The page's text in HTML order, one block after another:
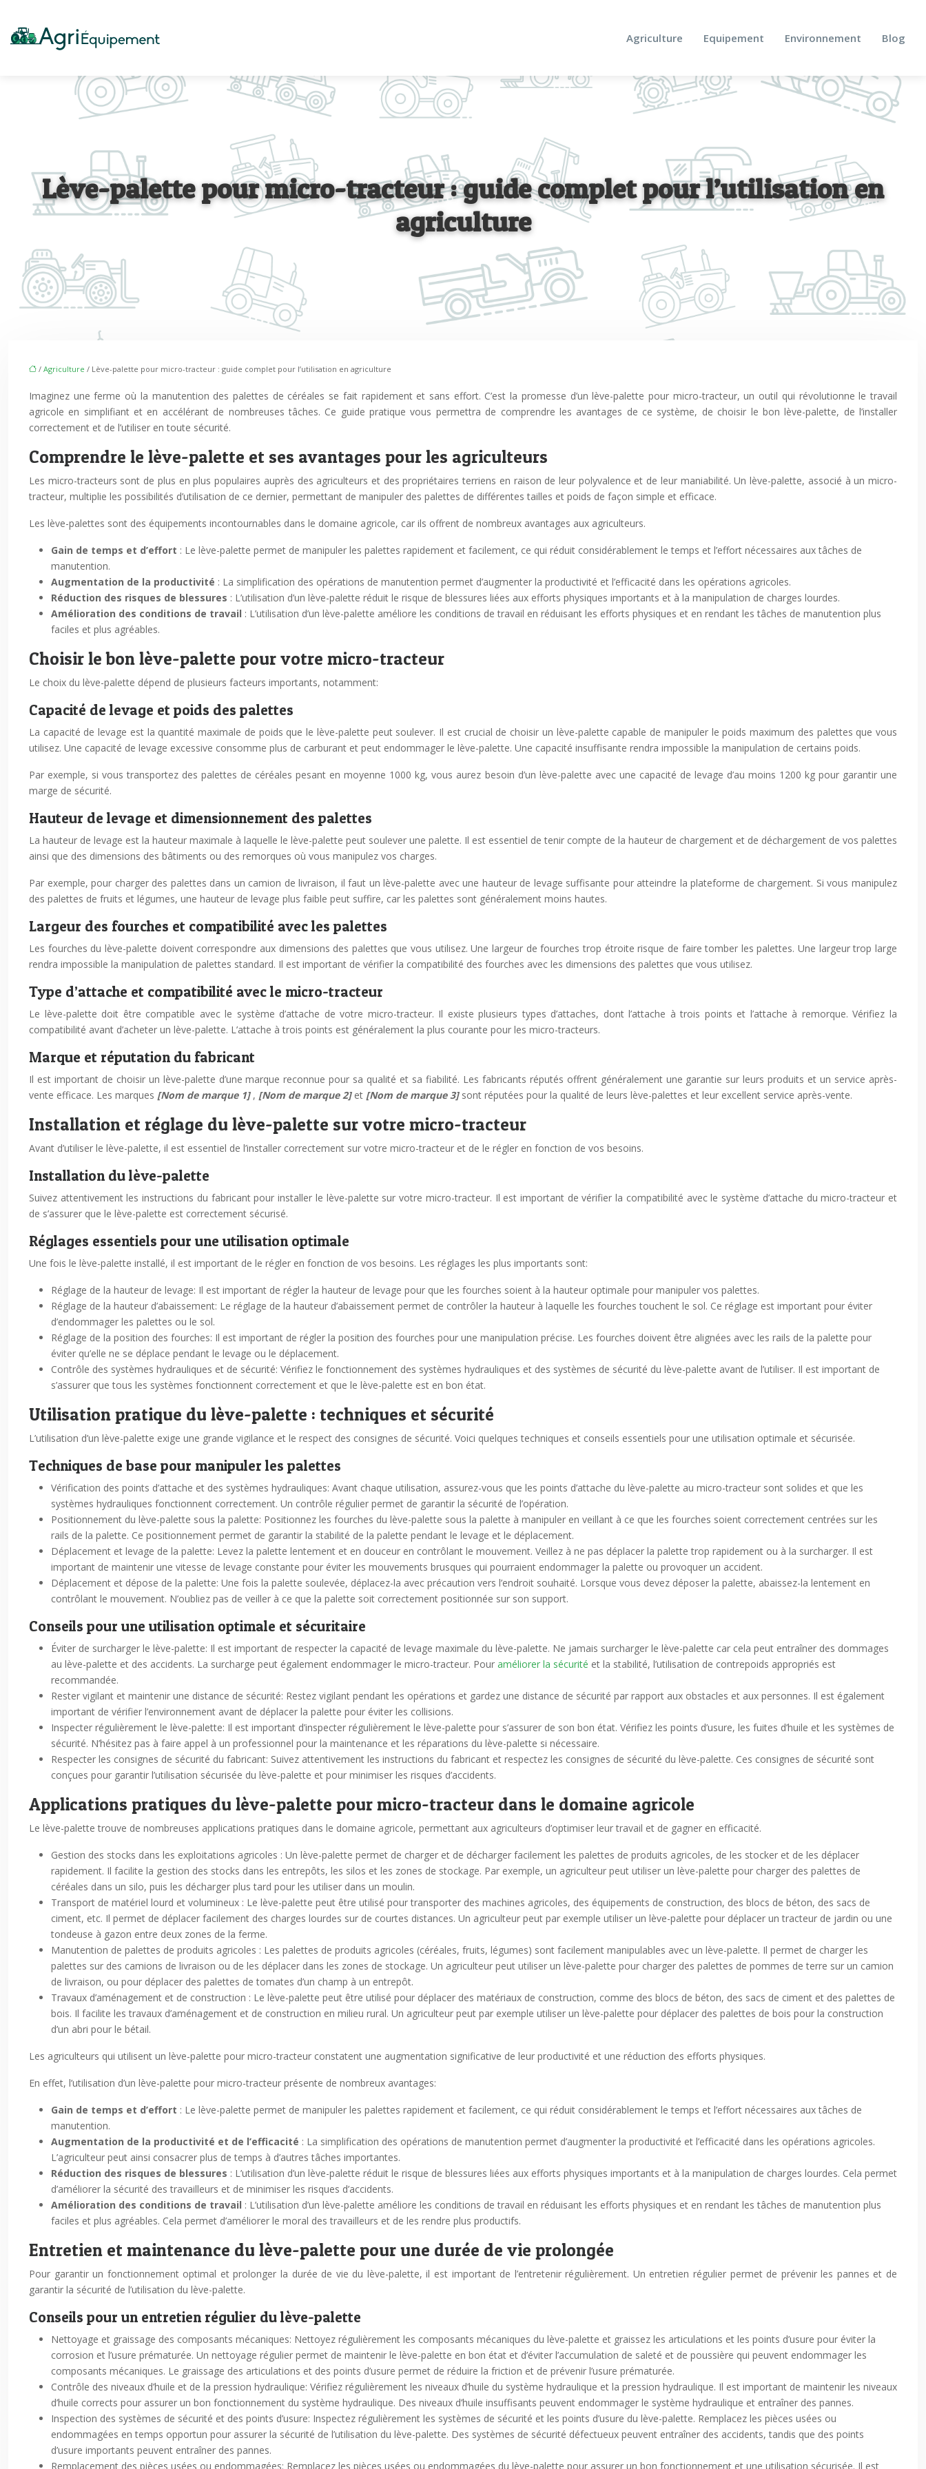
Agriculture Equipement Environnement Blog
Lève-palette pour micro-tracteur : guide complet pour l’utilisation en
agriculture
/ Agriculture / Lève-palette pour micro-tracteur : guide complet pour l’utilisation en agriculture
Imaginez une ferme où la manutention des palettes de céréales se fait rapidement et sans effort. C’est la promesse d’un lève-palette pour micro-tracteur, un outil qui révolutionne le travail
agricole en simplifiant et en accélérant de nombreuses tâches. Ce guide pratique vous permettra de comprendre les avantages de ce système, de choisir le bon lève-palette, de l’installer
correctement et de l’utiliser en toute sécurité.
Comprendre le lève-palette et ses avantages pour les agriculteurs
Les micro-tracteurs sont de plus en plus populaires auprès des agriculteurs et des propriétaires terriens en raison de leur polyvalence et de leur maniabilité. Un lève-palette, associé à un micro-
tracteur, multiplie les possibilités d’utilisation de ce dernier, permettant de manipuler des palettes de différentes tailles et poids de façon simple et efficace.
Les lève-palettes sont des équipements incontournables dans le domaine agricole, car ils offrent de nombreux avantages aux agriculteurs.
Gain de temps et d’effort : Le lève-palette permet de manipuler les palettes rapidement et facilement, ce qui réduit considérablement le temps et l’effort nécessaires aux tâches de
manutention.
Augmentation de la productivité : La simplification des opérations de manutention permet d’augmenter la productivité et l’efficacité dans les opérations agricoles.
Réduction des risques de blessures : L’utilisation d’un lève-palette réduit le risque de blessures liées aux efforts physiques importants et à la manipulation de charges lourdes.
Amélioration des conditions de travail : L’utilisation d’un lève-palette améliore les conditions de travail en réduisant les efforts physiques et en rendant les tâches de manutention plus
faciles et plus agréables.
Choisir le bon lève-palette pour votre micro-tracteur
Le choix du lève-palette dépend de plusieurs facteurs importants, notamment:
Capacité de levage et poids des palettes
La capacité de levage est la quantité maximale de poids que le lève-palette peut soulever. Il est crucial de choisir un lève-palette capable de manipuler le poids maximum des palettes que vous
utilisez. Une capacité de levage excessive consomme plus de carburant et peut endommager le lève-palette. Une capacité insuffisante rendra impossible la manipulation de certains poids.
Par exemple, si vous transportez des palettes de céréales pesant en moyenne 1000 kg, vous aurez besoin d’un lève-palette avec une capacité de levage d’au moins 1200 kg pour garantir une
marge de sécurité.
Hauteur de levage et dimensionnement des palettes
La hauteur de levage est la hauteur maximale à laquelle le lève-palette peut soulever une palette. Il est essentiel de tenir compte de la hauteur de chargement et de déchargement de vos palettes
ainsi que des dimensions des bâtiments ou des remorques où vous manipulez vos charges.
Par exemple, pour charger des palettes dans un camion de livraison, il faut un lève-palette avec une hauteur de levage suffisante pour atteindre la plateforme de chargement. Si vous manipulez
des palettes de fruits et légumes, une hauteur de levage plus faible peut suffire, car les palettes sont généralement moins hautes.
Largeur des fourches et compatibilité avec les palettes
Les fourches du lève-palette doivent correspondre aux dimensions des palettes que vous utilisez. Une largeur de fourches trop étroite risque de faire tomber les palettes. Une largeur trop large
rendra impossible la manipulation de palettes standard. Il est important de vérifier la compatibilité des fourches avec les dimensions des palettes que vous utilisez.
Type d’attache et compatibilité avec le micro-tracteur
Le lève-palette doit être compatible avec le système d’attache de votre micro-tracteur. Il existe plusieurs types d’attaches, dont l’attache à trois points et l’attache à remorque. Vérifiez la
compatibilité avant d’acheter un lève-palette. L’attache à trois points est généralement la plus courante pour les micro-tracteurs.
Marque et réputation du fabricant
Il est important de choisir un lève-palette d’une marque reconnue pour sa qualité et sa fiabilité. Les fabricants réputés offrent généralement une garantie sur leurs produits et un service après-
vente efficace. Les marques [Nom de marque 1] , [Nom de marque 2] et [Nom de marque 3] sont réputées pour la qualité de leurs lève-palettes et leur excellent service après-vente.
Installation et réglage du lève-palette sur votre micro-tracteur
Avant d’utiliser le lève-palette, il est essentiel de l’installer correctement sur votre micro-tracteur et de le régler en fonction de vos besoins.
Installation du lève-palette
Suivez attentivement les instructions du fabricant pour installer le lève-palette sur votre micro-tracteur. Il est important de vérifier la compatibilité avec le système d’attache du micro-tracteur et
de s’assurer que le lève-palette est correctement sécurisé.
Réglages essentiels pour une utilisation optimale
Une fois le lève-palette installé, il est important de le régler en fonction de vos besoins. Les réglages les plus importants sont:
Réglage de la hauteur de levage: Il est important de régler la hauteur de levage pour que les fourches soient à la hauteur optimale pour manipuler vos palettes.
Réglage de la hauteur d’abaissement: Le réglage de la hauteur d’abaissement permet de contrôler la hauteur à laquelle les fourches touchent le sol. Ce réglage est important pour éviter
d’endommager les palettes ou le sol.
Réglage de la position des fourches: Il est important de régler la position des fourches pour une manipulation précise. Les fourches doivent être alignées avec les rails de la palette pour
éviter qu’elle ne se déplace pendant le levage ou le déplacement.
Contrôle des systèmes hydrauliques et de sécurité: Vérifiez le fonctionnement des systèmes hydrauliques et des systèmes de sécurité du lève-palette avant de l’utiliser. Il est important de
s’assurer que tous les systèmes fonctionnent correctement et que le lève-palette est en bon état.
Utilisation pratique du lève-palette : techniques et sécurité
L’utilisation d’un lève-palette exige une grande vigilance et le respect des consignes de sécurité. Voici quelques techniques et conseils essentiels pour une utilisation optimale et sécurisée.
Techniques de base pour manipuler les palettes
Vérification des points d’attache et des systèmes hydrauliques: Avant chaque utilisation, assurez-vous que les points d’attache du lève-palette au micro-tracteur sont solides et que les
systèmes hydrauliques fonctionnent correctement. Un contrôle régulier permet de garantir la sécurité de l’opération.
Positionnement du lève-palette sous la palette: Positionnez les fourches du lève-palette sous la palette à manipuler en veillant à ce que les fourches soient correctement centrées sur les
rails de la palette. Ce positionnement permet de garantir la stabilité de la palette pendant le levage et le déplacement.
Déplacement et levage de la palette: Levez la palette lentement et en douceur en contrôlant le mouvement. Veillez à ne pas déplacer la palette trop rapidement ou à la surcharger. Il est
important de maintenir une vitesse de levage constante pour éviter les mouvements brusques qui pourraient endommager la palette ou provoquer un accident.
Déplacement et dépose de la palette: Une fois la palette soulevée, déplacez-la avec précaution vers l’endroit souhaité. Lorsque vous devez déposer la palette, abaissez-la lentement en
contrôlant le mouvement. N’oubliez pas de veiller à ce que la palette soit correctement positionnée sur son support.
Conseils pour une utilisation optimale et sécuritaire
Éviter de surcharger le lève-palette: Il est important de respecter la capacité de levage maximale du lève-palette. Ne jamais surcharger le lève-palette car cela peut entraîner des dommages
au lève-palette et des accidents. La surcharge peut également endommager le micro-tracteur. Pour améliorer la sécurité et la stabilité, l’utilisation de contrepoids appropriés est
recommandée.
Rester vigilant et maintenir une distance de sécurité: Restez vigilant pendant les opérations et gardez une distance de sécurité par rapport aux obstacles et aux personnes. Il est également
important de vérifier l’environnement avant de déplacer la palette pour éviter les collisions.
Inspecter régulièrement le lève-palette: Il est important d’inspecter régulièrement le lève-palette pour s’assurer de son bon état. Vérifiez les points d’usure, les fuites d’huile et les systèmes de
sécurité. N’hésitez pas à faire appel à un professionnel pour la maintenance et les réparations du lève-palette si nécessaire.
Respecter les consignes de sécurité du fabricant: Suivez attentivement les instructions du fabricant et respectez les consignes de sécurité du lève-palette. Ces consignes de sécurité sont
conçues pour garantir l’utilisation sécurisée du lève-palette et pour minimiser les risques d’accidents.
Applications pratiques du lève-palette pour micro-tracteur dans le domaine agricole
Le lève-palette trouve de nombreuses applications pratiques dans le domaine agricole, permettant aux agriculteurs d’optimiser leur travail et de gagner en efficacité.
Gestion des stocks dans les exploitations agricoles : Un lève-palette permet de charger et de décharger facilement les palettes de produits agricoles, de les stocker et de les déplacer
rapidement. Il facilite la gestion des stocks dans les entrepôts, les silos et les zones de stockage. Par exemple, un agriculteur peut utiliser un lève-palette pour charger des palettes de
céréales dans un silo, puis les décharger plus tard pour les utiliser dans un moulin.
Transport de matériel lourd et volumineux : Le lève-palette peut être utilisé pour transporter des machines agricoles, des équipements de construction, des blocs de béton, des sacs de
ciment, etc. Il permet de déplacer facilement des charges lourdes sur de courtes distances. Un agriculteur peut par exemple utiliser un lève-palette pour déplacer un tracteur de jardin ou une
tondeuse à gazon entre deux zones de la ferme.
Manutention de palettes de produits agricoles : Les palettes de produits agricoles (céréales, fruits, légumes) sont facilement manipulables avec un lève-palette. Il permet de charger les
palettes sur des camions de livraison ou de les déplacer dans les zones de stockage. Un agriculteur peut utiliser un lève-palette pour charger des palettes de pommes de terre sur un camion
de livraison, ou pour déplacer des palettes de tomates d’un champ à un entrepôt.
Travaux d’aménagement et de construction : Le lève-palette peut être utilisé pour déplacer des matériaux de construction, comme des blocs de béton, des sacs de ciment et des palettes de
bois. Il facilite les travaux d’aménagement et de construction en milieu rural. Un agriculteur peut par exemple utiliser un lève-palette pour déplacer des palettes de bois pour la construction
d’un abri pour le bétail.
Les agriculteurs qui utilisent un lève-palette pour micro-tracteur constatent une augmentation significative de leur productivité et une réduction des efforts physiques.
En effet, l’utilisation d’un lève-palette pour micro-tracteur présente de nombreux avantages:
Gain de temps et d’effort : Le lève-palette permet de manipuler les palettes rapidement et facilement, ce qui réduit considérablement le temps et l’effort nécessaires aux tâches de
manutention.
Augmentation de la productivité et de l’efficacité : La simplification des opérations de manutention permet d’augmenter la productivité et l’efficacité dans les opérations agricoles.
L’agriculteur peut ainsi consacrer plus de temps à d’autres tâches importantes.
Réduction des risques de blessures : L’utilisation d’un lève-palette réduit le risque de blessures liées aux efforts physiques importants et à la manipulation de charges lourdes. Cela permet
d’améliorer la sécurité des travailleurs et de minimiser les risques d’accidents.
Amélioration des conditions de travail : L’utilisation d’un lève-palette améliore les conditions de travail en réduisant les efforts physiques et en rendant les tâches de manutention plus
faciles et plus agréables. Cela permet d’améliorer le moral des travailleurs et de les rendre plus productifs.
Entretien et maintenance du lève-palette pour une durée de vie prolongée
Pour garantir un fonctionnement optimal et prolonger la durée de vie du lève-palette, il est important de l’entretenir régulièrement. Un entretien régulier permet de prévenir les pannes et de
garantir la sécurité de l’utilisation du lève-palette.
Conseils pour un entretien régulier du lève-palette
Nettoyage et graissage des composants mécaniques: Nettoyez régulièrement les composants mécaniques du lève-palette et graissez les articulations et les points d’usure pour éviter la
corrosion et l’usure prématurée. Un nettoyage régulier permet de maintenir le lève-palette en bon état et d’éviter l’accumulation de saleté et de poussière qui peuvent endommager les
composants mécaniques. Le graissage des articulations et des points d’usure permet de réduire la friction et de prévenir l’usure prématurée.
Contrôle des niveaux d’huile et de la pression hydraulique: Vérifiez régulièrement les niveaux d’huile du système hydraulique et la pression hydraulique. Il est important de maintenir les niveaux
d’huile corrects pour assurer un bon fonctionnement du système hydraulique. Des niveaux d’huile insuffisants peuvent endommager le système hydraulique et entraîner des pannes.
Inspection des systèmes de sécurité et des points d’usure: Inspectez régulièrement les systèmes de sécurité et les points d’usure du lève-palette. Remplacez les pièces usées ou
endommagées en temps opportun pour assurer la sécurité de l’utilisation du lève-palette. Des systèmes de sécurité défectueux peuvent entraîner des accidents, tandis que des points
d’usure importants peuvent entraîner des pannes.
Remplacement des pièces usées ou endommagées: Remplacez les pièces usées ou endommagées du lève-palette pour assurer un bon fonctionnement et une utilisation sécurisée. Il est